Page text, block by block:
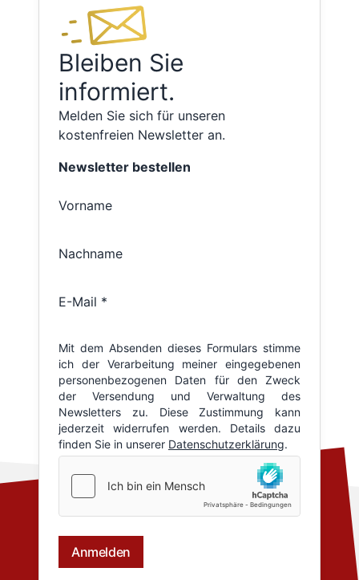
Bleiben Sie
informiert.
Melden Sie sich für unseren
kostenfreien Newsletter an.